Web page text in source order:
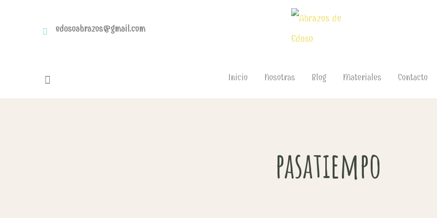
edusoabrazos@gmail.com
Inicio Nosotras Blog Materiales Contacto
pasatiempo